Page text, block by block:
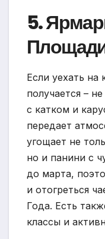
5.
Если уехать на
получается –
с катком и
передает
угощает не
но и панини с
до марта,
и отогреться
Года. Есть
классы и